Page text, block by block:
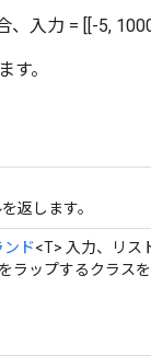
、入力 = [[-5,
す。
返します。
ンド<T> 入力、リス
ラップするクラス